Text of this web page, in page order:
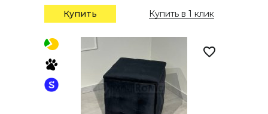
Купить Купить в 1 клик